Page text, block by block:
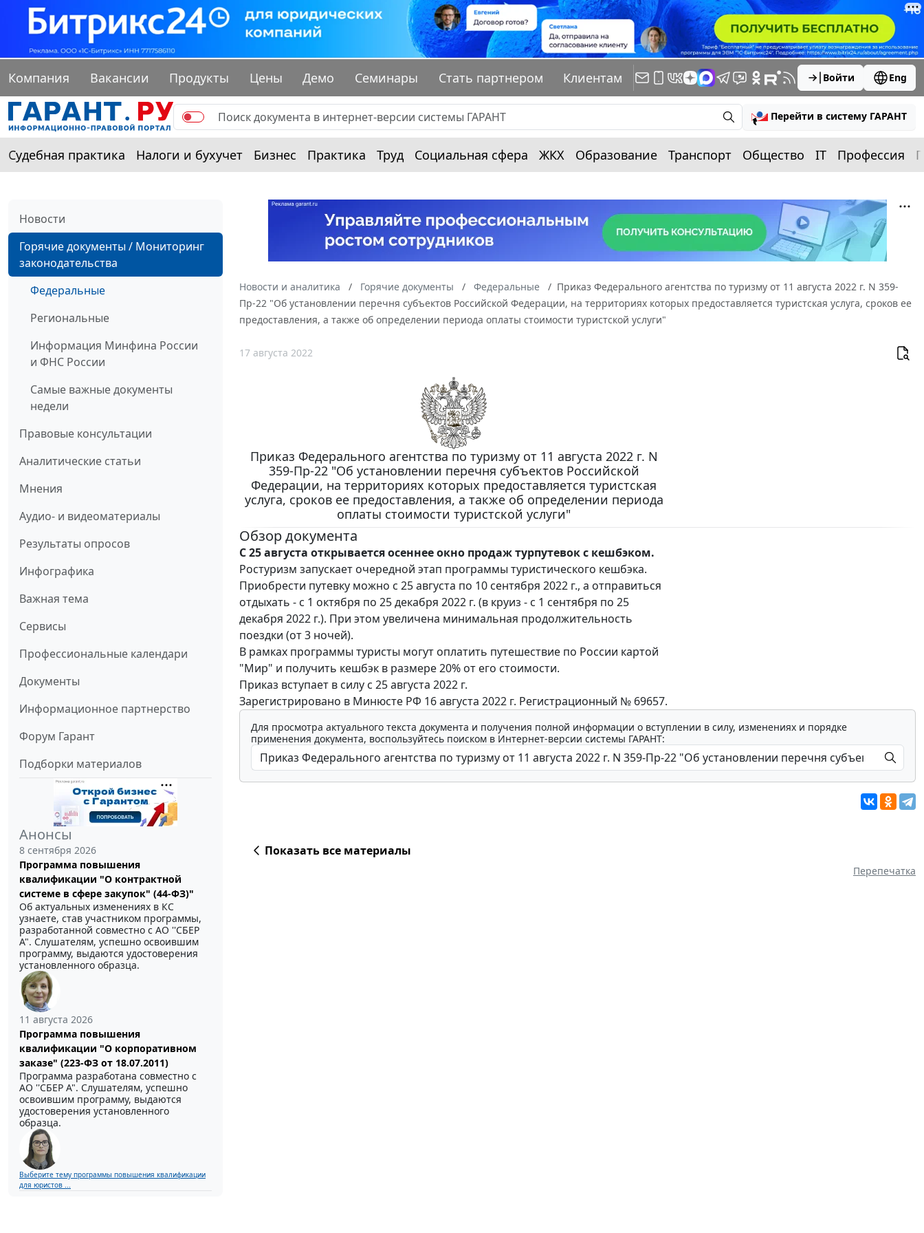
Компания Вакансии Продукты Цены Демо Семинары Стать партнером Клиентам Войти Eng
Перейти в систему ГАРАНТ
Судебная практика Налоги и бухучет Бизнес Практика Труд Социальная сфера ЖКХ Образование Транспорт Общество IT Профессия
Новости
Горячие документы / Мониторинг
законодательства
Федеральные
Региональные
Информация Минфина России
и ФНС России
Самые важные документы
недели
Правовые консультации
Аналитические статьи
Мнения
Аудио- и видеоматериалы
Результаты опросов
Инфографика
Важная тема
Сервисы
Профессиональные календари
Документы
Информационное партнерство
Форум Гарант
Подборки материалов
Анонсы
8 сентября 2026
Программа повышения
квалификации "О контрактной
системе в сфере закупок" (44-ФЗ)"
Об актуальных изменениях в КС
узнаете, став участником программы,
разработанной совместно с АО ''СБЕР
А". Слушателям, успешно освоившим
программу, выдаются удостоверения
установленного образца.
11 августа 2026
Программа повышения
квалификации "О корпоративном
заказе" (223-ФЗ от 18.07.2011)
Программа разработана совместно с
АО ''СБЕР А". Слушателям, успешно
освоившим программу, выдаются
удостоверения установленного
образца.
Выберите тему программы повышения квалификации
для юристов ...
Новости и аналитика Горячие документы Федеральные
Приказ Федерального агентства по туризму от 11 августа 2022 г. N 359-
Пр-22 "Об установлении перечня субъектов Российской Федерации, на территориях которых предоставляется туристская услуга, сроков ее
предоставления, а также об определении периода оплаты стоимости туристской услуги"
17 августа 2022
Приказ Федерального агентства по туризму от 11 августа 2022 г. N
359-Пр-22 "Об установлении перечня субъектов Российской
Федерации, на территориях которых предоставляется туристская
услуга, сроков ее предоставления, а также об определении периода
оплаты стоимости туристской услуги"
Обзор документа
С 25 августа открывается осеннее окно продаж турпутевок с кешбэком.
Ростуризм запускает очередной этап программы туристического кешбэка.
Приобрести путевку можно с 25 августа по 10 сентября 2022 г., а отправиться
отдыхать - с 1 октября по 25 декабря 2022 г. (в круиз - с 1 сентября по 25
декабря 2022 г.). При этом увеличена минимальная продолжительность
поездки (от 3 ночей).
В рамках программы туристы могут оплатить путешествие по России картой
"Мир" и получить кешбэк в размере 20% от его стоимости.
Приказ вступает в силу с 25 августа 2022 г.
Зарегистрировано в Минюсте РФ 16 августа 2022 г. Регистрационный № 69657.
Для просмотра актуального текста документа и получения полной информации о вступлении в силу, изменениях и порядке
применения документа, воспользуйтесь поиском в Интернет-версии системы ГАРАНТ:
Показать все материалы
Перепечатка